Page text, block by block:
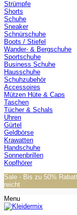
Strümpfe
Shorts
Schuhe
Sneaker
Schnürschuhe
Boots / Stiefel
Wander- & Bergschuhe
Sportschuhe
Business Schuhe
Hausschuhe
Schuhzubehör
Accessoires
Mützen Hüte & Caps
Taschen
Tücher & Schals
Uhren
Gürtel
Geldbörse
Krawatten
Handschuhe
Sonnenbrillen
Kopfhörer
Sale - Bis zu 50%
reicht
Menu